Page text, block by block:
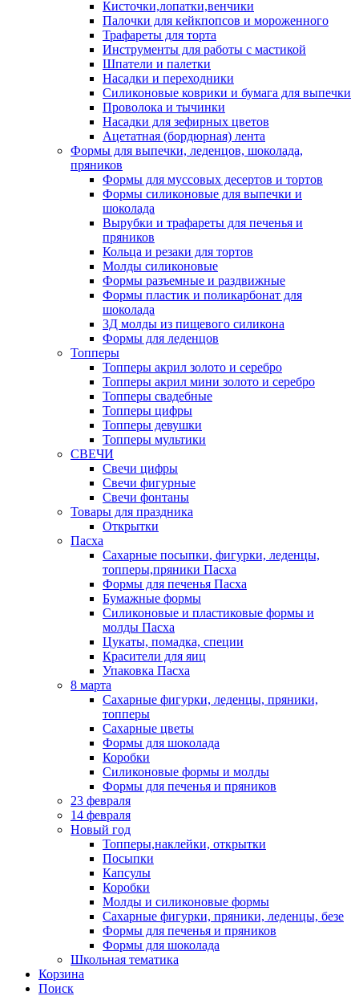
Кисточки,лопатки,венчики
Палочки для кейкпопсов и мороженного
Трафареты для торта
Инструменты для работы с мастикой
Шпатели и палетки
Насадки и переходники
Силиконовые коврики и бумага для выпечки
Проволока и тычинки
Насадки для зефирных цветов
Ацетатная (бордюрная) лента
Формы для выпечки, леденцов, шоколада,
пряников
Формы для муссовых десертов и тортов
Формы силиконовые для выпечки и
шоколада
Вырубки и трафареты для печенья и
пряников
Кольца и резаки для тортов
Молды силиконовые
Формы разъемные и раздвижные
Формы пластик и поликарбонат для
шоколада
3Д молды из пищевого силикона
Формы для леденцов
Топперы
Топперы акрил золото и серебро
Топперы акрил мини золото и серебро
Топперы свадебные
Топперы цифры
Топперы девушки
Топперы мультики
СВЕЧИ
Свечи цифры
Свечи фигурные
Свечи фонтаны
Товары для праздника
Открытки
Пасха
Сахарные посыпки, фигурки, леденцы,
топперы,пряники Пасха
Формы для печенья Пасха
Бумажные формы
Силиконовые и пластиковые формы и
молды Пасха
Цукаты, помадка, специи
Красители для яиц
Упаковка Пасха
8 марта
Сахарные фигурки, леденцы, пряники,
топперы
Сахарные цветы
Формы для шоколада
Коробки
Силиконовые формы и молды
Формы для печенья и пряников
23 февраля
14 февраля
Новый год
Топперы,наклейки, открытки
Посыпки
Капсулы
Коробки
Молды и силиконовые формы
Сахарные фигурки, пряники, леденцы, безе
Формы для печенья и пряников
Формы для шоколада
Школьная тематика
Корзина
Поиск